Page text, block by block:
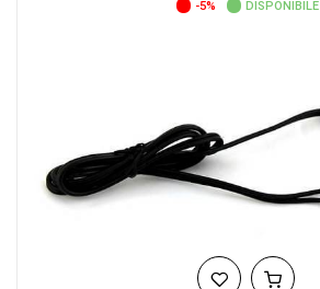
-5% DISPONIBILE